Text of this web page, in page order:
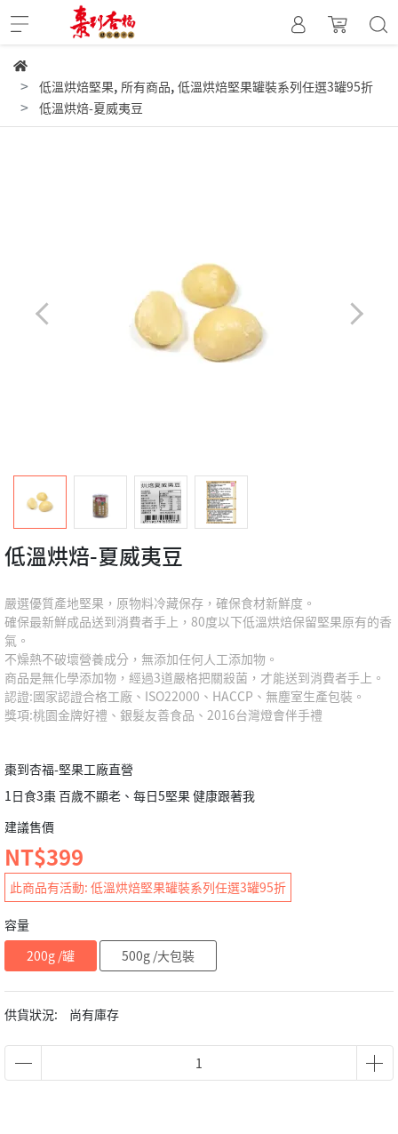
低溫烘焙堅果, 所有商品, 低溫烘焙堅果罐裝系列任選3罐95折
低溫烘焙-夏威夷豆
低溫烘焙-夏威夷豆
嚴選優質產地堅果，原物料冷藏保存，確保食材新鮮度。
確保最新鮮成品送到消費者手上，80度以下低溫烘焙保留堅果原有的香
氣。
不燥熱不破壞營養成分，無添加任何人工添加物。
商品是無化學添加物，經過3道嚴格把關殺菌，才能送到消費者手上。
認證:國家認證合格工廠、ISO22000、HACCP、無塵室生產包裝。
獎項:桃園金牌好禮、銀髮友善食品、2016台灣燈會伴手禮
棗到杏福-堅果工廠直營
1日食3棗 百歲不顯老、每日5堅果 健康跟著我
建議售價
NT$399
此商品有活動: 低溫烘焙堅果罐裝系列任選3罐95折
供貨狀況: 尚有庫存
容量
200g /罐
500g /大包裝